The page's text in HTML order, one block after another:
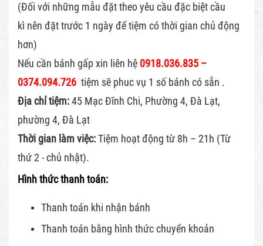
(Đối với những mẫu đặt theo yêu cầu đặc biệt cầu
kì nên đặt trước 1 ngày để tiệm có thời gian chủ động
hơn)
Nếu cần bánh gấp xin liên hệ 0918.036.835 –
0374.094.726 tiệm sẽ phuc vụ 1 số bánh có sẵn .
Địa chỉ tiệm:45 Mạc Đĩnh Chi, Phường 4, Đà Lạt,
phường 4, Đà Lạt
Thời gian làm việc:Tiệm hoạt động từ 8h – 21h (Từ
thứ 2 - chủ nhật).
Hình thức thanh toán:
Thanh toán khi nhận bánh
Thanh toán bằng hình thứcchuyển khoản